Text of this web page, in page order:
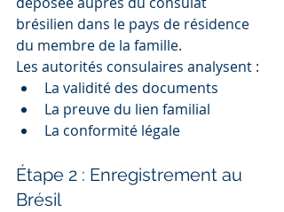
brésilien dans le pays de résidence
du membre de la famille.
Les autorités consulaires analysent :
La validité des documents
La preuve du lien familial
La conformité légale
Étape 2 : Enregistrement au
Brésil